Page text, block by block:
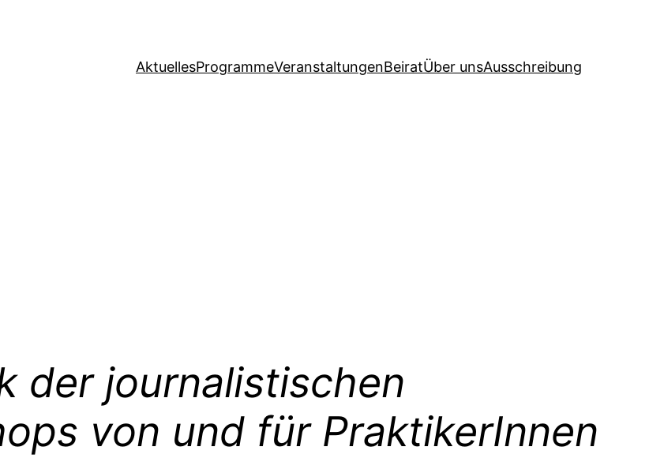
AktuellesProgrammeVeranstaltungenBeiratÜber unsAusschreibung
der journalistischen
von und für PraktikerInnen